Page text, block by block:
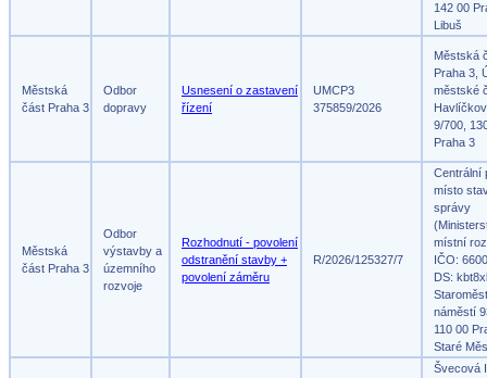
142 00
Libuš
Městská
část Praha 3
Odbor
dopravy
Usnesení o zastavení
řízení
UMCP3
375859/2026
Městská
Praha 3,
městské
9/700,
Praha 3
Městská
část Praha 3
Odbor
výstavby a
územního
rozvoje
Rozhodnutí - povolení
odstranění stavby +
povolení záměru
R/2026/125327/7
Centrální
místo
správy
místní
IČO:
DS:
náměstí
110 00
Staré
Švecová